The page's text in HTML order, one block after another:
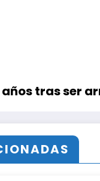
años tras ser